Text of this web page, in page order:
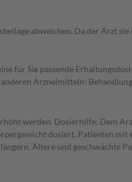
abweichen. Da der Arzt
für Sie passende
Arzneimitteln:
werden. Dosierhilfe: Dem
dosiert. Patienten
Ältere und geschwächte